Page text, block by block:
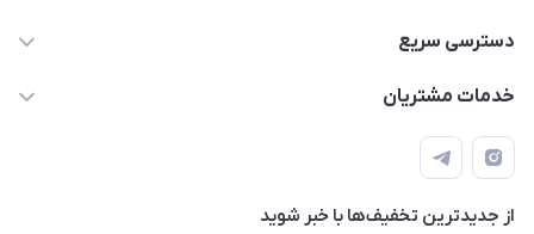
09171115348
طبقه همکف واحد 131
دسترسی سریع
مجله فروشگاه
درباره ما
تماس با ما
خدمات مشتریان
قوانین و مقررات
حریم خصوصی
راهنما
از جدید‌ترین تخفیف‌ها با‌ خبر شوید